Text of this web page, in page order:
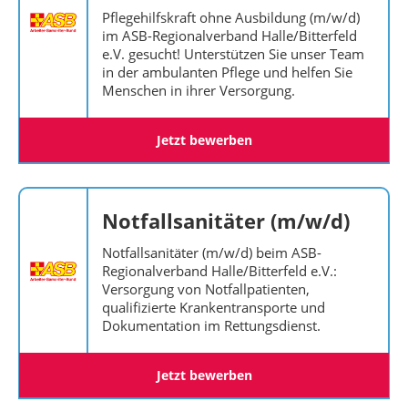
Pflegehilfskraft ohne Ausbildung (m/w/d)
im ASB-Regionalverband Halle/Bitterfeld
e.V. gesucht! Unterstützen Sie unser Team
in der ambulanten Pflege und helfen Sie
Menschen in ihrer Versorgung.
Jetzt bewerben
Notfallsanitäter (m/w/d)
Notfallsanitäter (m/w/d) beim ASB-
Regionalverband Halle/Bitterfeld e.V.:
Versorgung von Notfallpatienten,
qualifizierte Krankentransporte und
Dokumentation im Rettungsdienst.
Jetzt bewerben